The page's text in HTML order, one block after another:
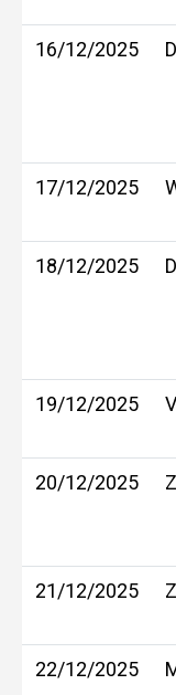
16/12/2025
17/12/2025
18/12/2025
19/12/2025
20/12/2025
21/12/2025
22/12/2025